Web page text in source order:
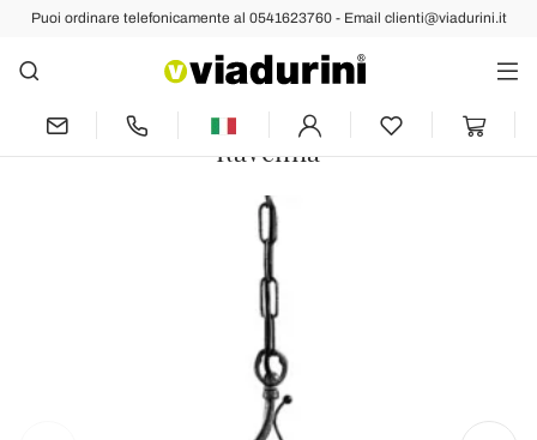
Puoi ordinare telefonicamente al 0541623760 - Email clienti@viadurini.it
Indietro Prec Succ
Lampadario a 3 o 5 Luci in Ceramica
Effetto Ricamo Dipinta a Mano -
Ravenna